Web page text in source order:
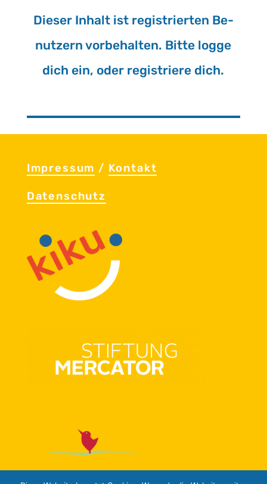
Die­ser In­halt ist re­gis­trier­ten Be­
nut­zern vor­be­hal­ten. Bitte logge
dich ein, oder re­gis­trie­re dich.
Im­pres­sum / Kon­takt
Da­ten­schutz